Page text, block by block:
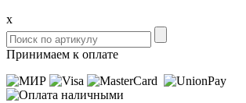
x
Принимаем к оплате